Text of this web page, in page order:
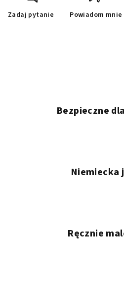
Zadaj pytanie Powiadom mnie
Bezpieczne
Niemiecka
Ręcznie